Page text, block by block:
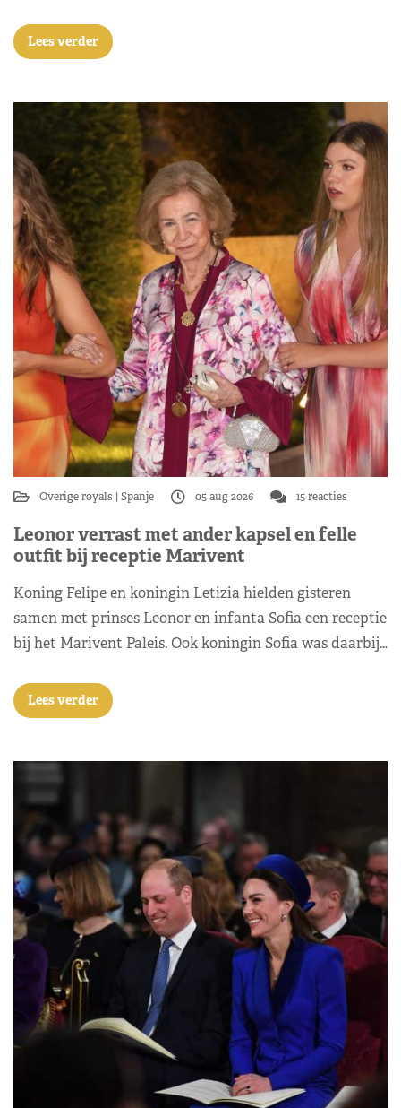
Lees verder
Overige royals Spanje 05 aug 2026 15 reacties
Leonor verrast met ander kapsel en felle
outfit bij receptie Marivent
Koning Felipe en koningin Letizia hielden gisteren
samen met prinses Leonor en infanta Sofia een receptie
bij het Marivent Paleis. Ook koningin Sofia was daarbij…
Lees verder